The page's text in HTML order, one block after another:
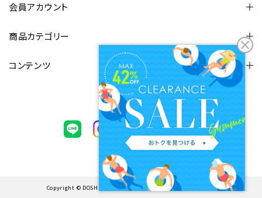
会員アカウント
商品カテゴリー
コンテンツ
FOLLOW US
Copyright © DOSHISHA CORPORATION. ALL rights reserved.